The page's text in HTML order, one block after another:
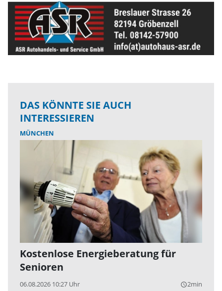
DAS KÖNNTE SIE AUCH
INTERESSIEREN
MÜNCHEN
Kostenlose Energieberatung für
Senioren
06.08.2026 10:27 Uhr query_builder2min